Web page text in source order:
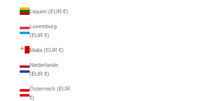
Litauen (EUR €)
Luxemburg
(EUR €)
Malta (EUR €)
Niederlande
(EUR €)
Österreich (EUR
€)